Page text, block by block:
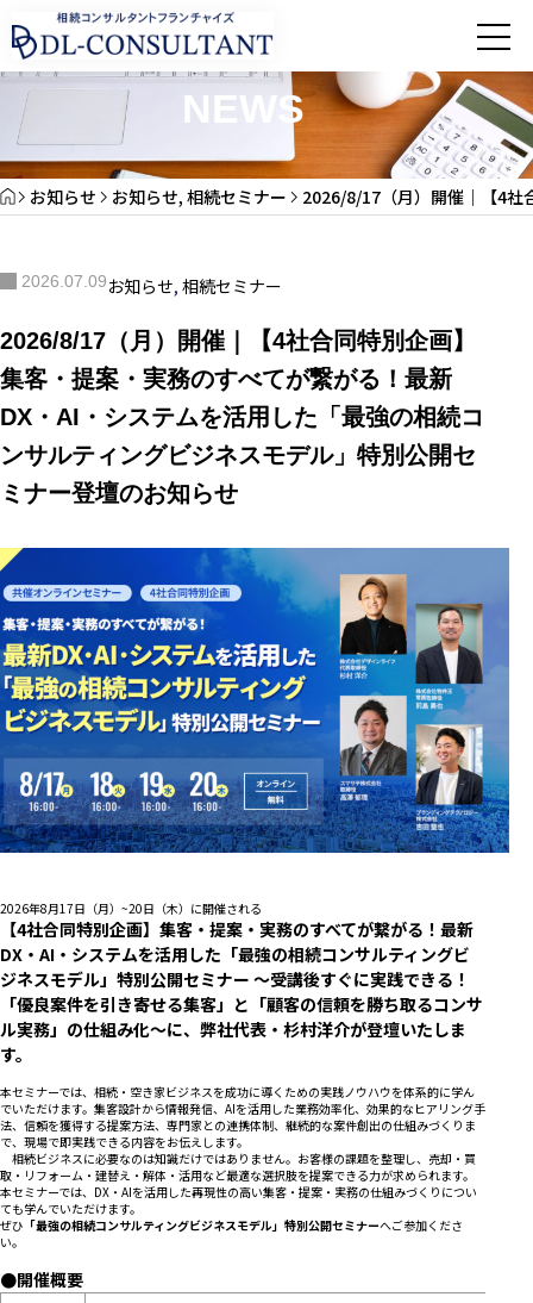
お知らせ
NEWS
お知らせ お知らせ, 相続セミナー 2026/8/17（月）開催｜【4社
2026.07.09お知らせ,相続セミナー
2026/8/17（月）開催｜【4社合同特別企画】
集客・提案・実務のすべてが繋がる！最新
DX・AI・システムを活用した「最強の相続コ
ンサルティングビジネスモデル」特別公開セ
ミナー登壇のお知らせ
2026年8月17日（月）~20日（木）に開催される
【4社合同特別企画】集客・提案・実務のすべてが繋がる！最新
DX・AI・システムを活用した「最強の相続コンサルティングビ
ジネスモデル」特別公開セミナー 〜受講後すぐに実践できる！
「優良案件を引き寄せる集客」と「顧客の信頼を勝ち取るコンサ
ル実務」の仕組み化〜に、弊社代表・杉村洋介が登壇いたしま
す。
本セミナーでは、相続・空き家ビジネスを成功に導くための実践ノウハウを体系的に学ん
でいただけます。集客設計から情報発信、AIを活用した業務効率化、効果的なヒアリング手
法、信頼を獲得する提案方法、専門家との連携体制、継続的な案件創出の仕組みづくりま
で、現場で即実践できる内容をお伝えします。
相続ビジネスに必要なのは知識だけではありません。お客様の課題を整理し、売却・買
取・リフォーム・建替え・解体・活用など最適な選択肢を提案できる力が求められます。
本セミナーでは、DX・AIを活用した再現性の高い集客・提案・実務の仕組みづくりについ
ても学んでいただけます。
ぜひ 「最強の相続コンサルティングビジネスモデル」特別公開セミナーへご参加くださ
い。
●開催概要